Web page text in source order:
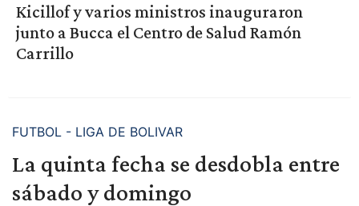
Kicillof y varios ministros inauguraron
junto a Bucca el Centro de Salud Ramón
Carrillo
FUTBOL - LIGA DE BOLIVAR
La quinta fecha se desdobla entre
sábado y domingo